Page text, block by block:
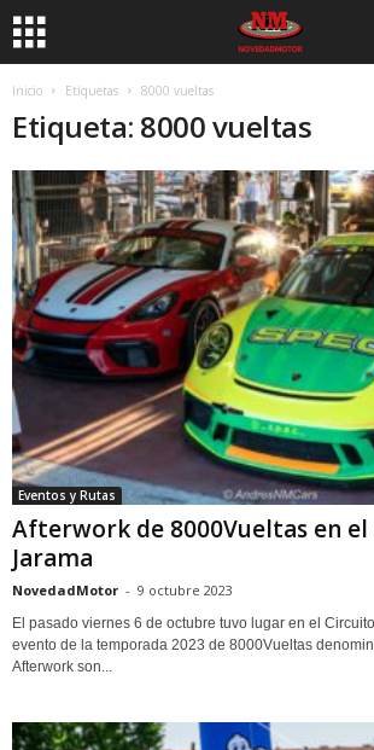
Inicio Etiquetas 8000 vueltas
Etiqueta: 8000 vueltas
Eventos y Rutas
Afterwork de 8000Vueltas en
Jarama
NovedadMotor - 9 octubre 2023
El pasado viernes 6 de octubre tuvo lugar en el
evento de la temporada 2023 de 8000Vueltas
Afterwork son...